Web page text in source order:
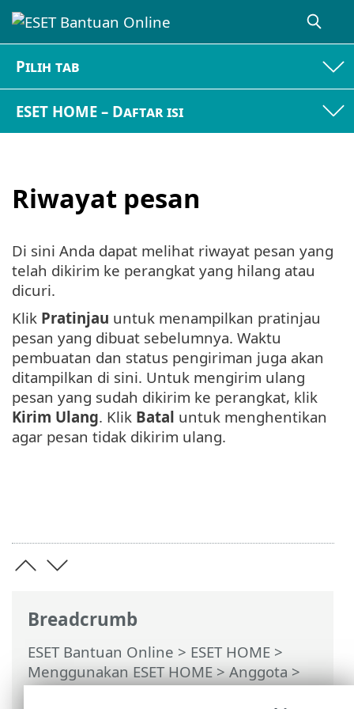
Pilih tab
ESET HOME – Daftar isi
Riwayat pesan
Breadcrumb
ESET Bantuan Online > ESET HOME >
Menggunakan ESET HOME>Anggota>
Fitur ESET ditetapkan ke anggota>Anti-
Di sini Anda dapat melihat riwayat pesan yang
telah dikirim ke perangkat yang hilang atau
dicuri.
Klik Pratinjau untuk menampilkan pratinjau
pesan yang dibuat sebelumnya. Waktu
pembuatan dan status pengiriman juga akan
ditampilkan di sini. Untuk mengirim ulang
pesan yang sudah dikirim ke perangkat, klik
Kirim Ulang. Klik Batal untuk menghentikan
agar pesan tidak dikirim ulang.